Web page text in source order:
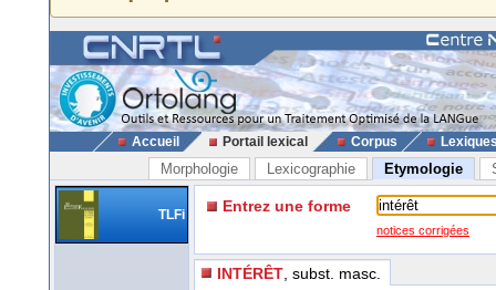
Accueil Portail lexical Corpus
Morphologie Lexicographie Etymologie
TLFi Entrez une forme
notices corrigées
INTÉRÊT , subst. masc.